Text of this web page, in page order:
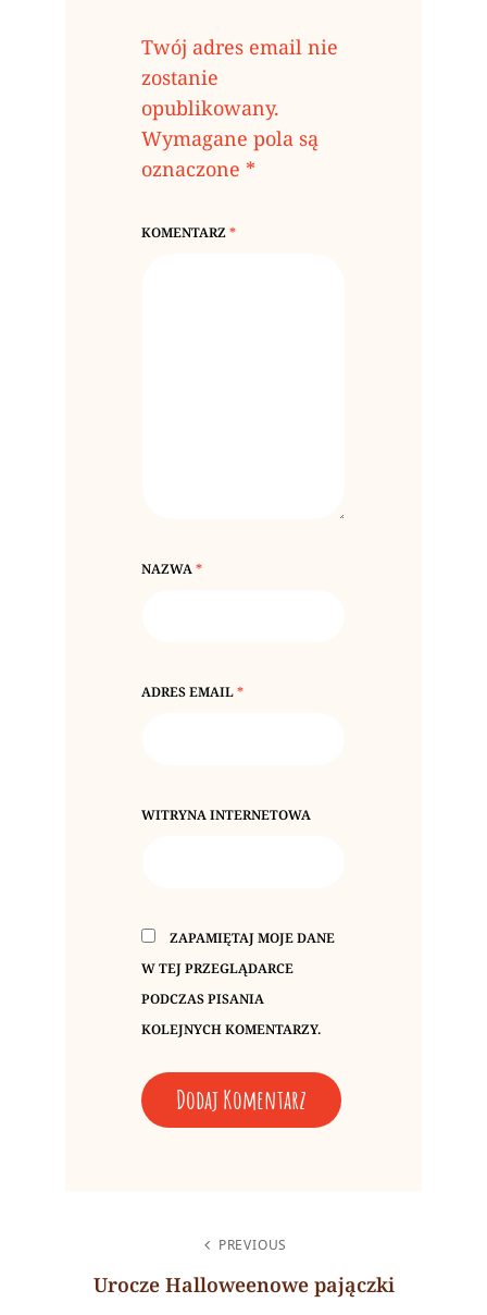
Twój adres email nie
zostanie
opublikowany.
Wymagane pola są
oznaczone *
KOMENTARZ*
NAZWA*
ADRES EMAIL*
WITRYNA INTERNETOWA
ZAPAMIĘTAJ MOJE DANE
W TEJ PRZEGLĄDARCE
PODCZAS PISANIA
KOLEJNYCH KOMENTARZY.
R
PREVIOUS
Urocze Halloweenowe pajączki